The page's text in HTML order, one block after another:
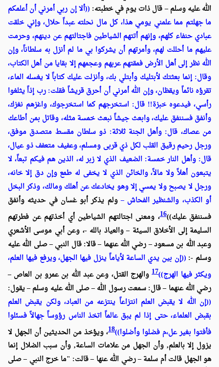
الله عليه وسلم – قال ذات يوم في خطبته: ((ألا إن ربي أمرني أن أعلمكم
ما جهلتم مما علمني يومي هذا، كل مال نحلته عبداً حلال، وإني خلقت
عبادي حنفاء كلهم، وإنهم أتتهم الشياطين فاجتالتهم عن دينهم، وحرمت
عليهم ما أحللت لهم، وأمرتهم أن يشركوا بي ما لم أنزل به سلطاناً، وإن
الله نظر إلى أهل الأرض فمقتهم عربهم وعجمهم إلا بقايا من أهل الكتاب،
وقال: إنما بعثتك لأبتليك وأبتلي بك، وأنزلت عليك كتاباً لا يغسله الماء،
تقرؤه نائماً ويقظان، وإن الله أمرني أن أحرق قريشاً فقلت: رب إذاً يثلغوا
رأسي، فيدعوه خبزة!! قال: استخرجهم كما استخرجوك، واغزهم نغزك،
وأنفق فسننفق عليك، وابعث جيشاً نبعث خمسة مثله، وقاتل بمن أطاعك
من عصاك، قال: وأهل الجنة ثلاثة: ذو سلطان مقسط متصدق موفق،
ورجل رحيم رقيق القلب لكل ذي قربى ومسلم، وعفيف متعفف ذو عيال،
قال: وأهل النار خمسة: الضعيف الذي لا زبر له، الذين هم فيكم تبعاً، لا
يتبعون أهلاً ولا مالاً، والخائن الذي لا يخفى له طمع وإن دق إلا خانه،
ورجل لا يصبح ولا يمسي إلا وهو يخادعك عن أهلك ومالك، وذكر البخل
أو الكذب، والشنظير الفحاش –ولم يذكر أبو غسان في حديثه وأنفق
فسننفق عليك))16، ومعنى اجتالتهم الشياطين أي أخذتهم عن فطرتهم
السليمة إلى الأخلاق السيئة – والعياذ بالله -، وعن أبي موسى الأشعري
وعبد الله بن مسعود – رضي الله عنهما – قالا: قال النبي – صلى الله عليه
وسلم -: ((إن بين يدي الساعة لأياماً ينزل فيها الجهل، ويرفع فيها العلم،
ويكثر فيها الهرج))17والهرج القتل، وعن عبد الله بن عمرو بن العاص –
رضي الله عنهما – قال: سمعت رسول الله – صلى الله عليه وسلم – يقول:
((إن الله لا يقبض العلم انتزاعاً ينتزعه من العباد، ولكن يقبض العلم
بقبض العلماء، حتى إذا لم يبق عالماً اتخذ الناس رؤوساً جهالاً فسئلوا
فأفتوا بغير عل،م فضلوا وأضلوا))18، ويؤخذ من الحديثين أن الجهل لا
يزول إلا بالعلم, وأن الجهل من علامات الساعة, وأن سبب الضلال إنما
هو الجهل قالت أم سلمة – رضي الله عنها – قالت: "ما خرج النبي – صلى